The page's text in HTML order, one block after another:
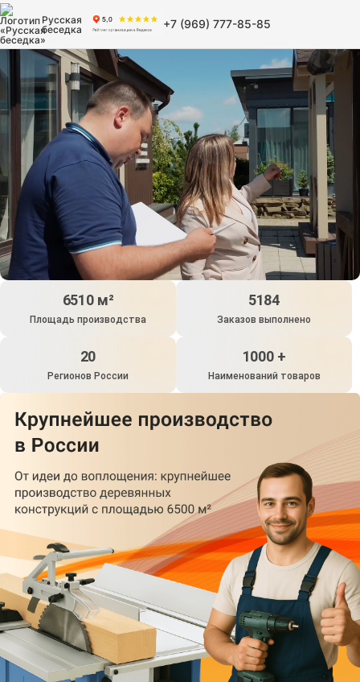
Русская
беседка
+7 (969) 777-85-85
6510 м²
Площадь производства
5184
Заказов выполнено
20
Регионов России
1000 +
Наименований товаров